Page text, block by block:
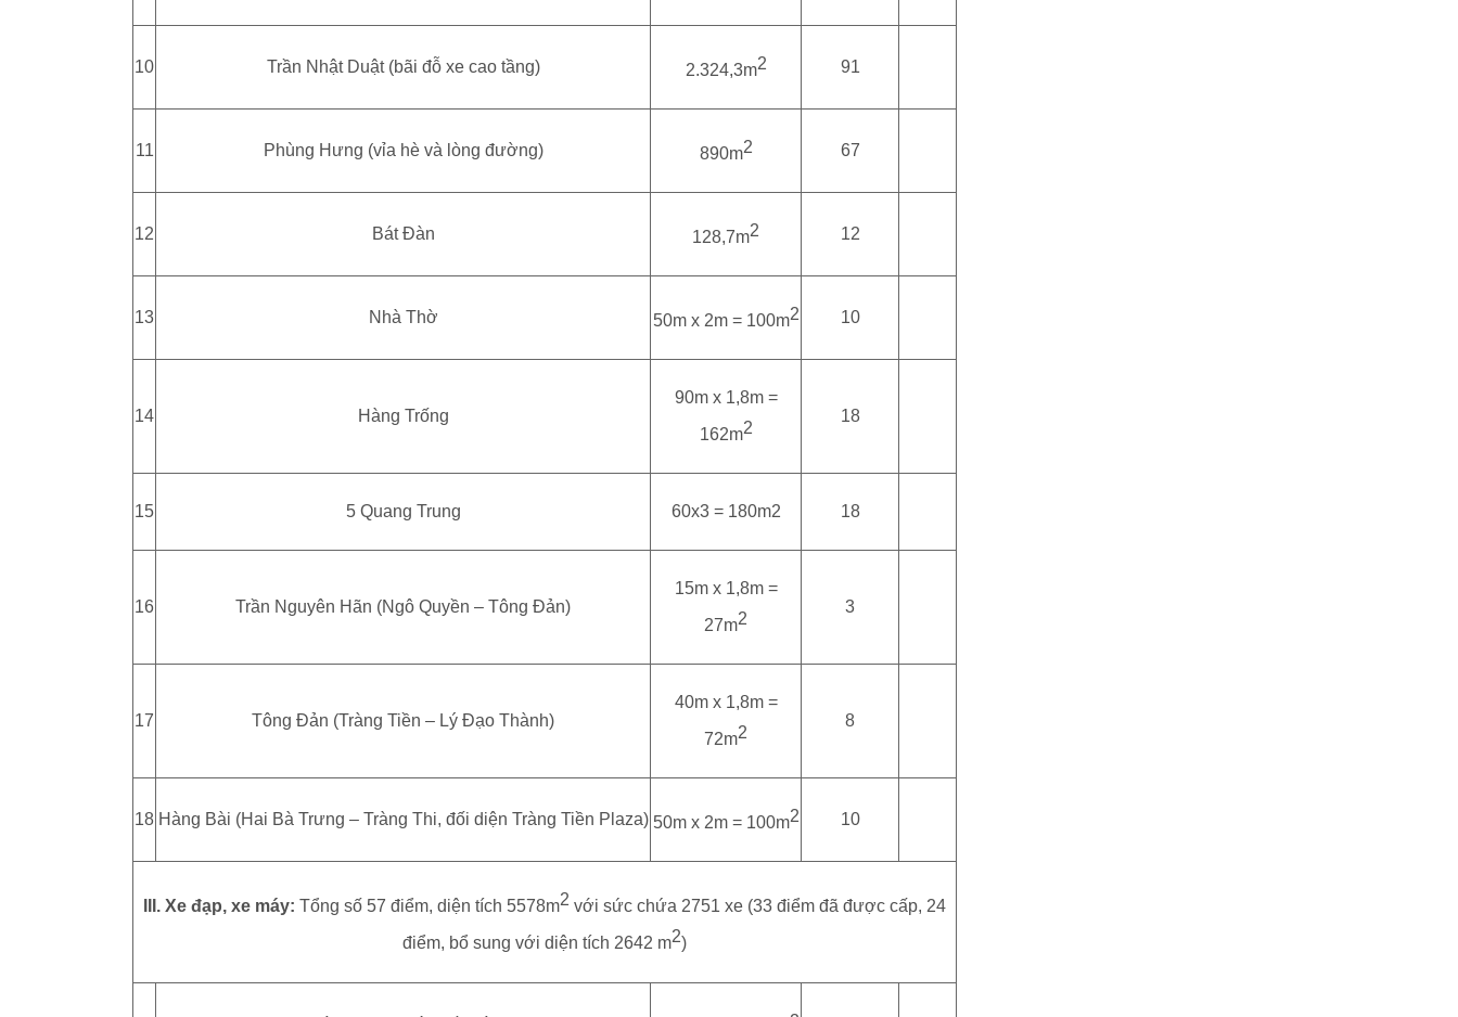
10 Trần Nhật Duật (bãi đỗ xe cao tầng) 2.324,3m2 91
11 Phùng Hưng (vỉa hè và lòng đường) 890m2 67
12 Bát Đàn 128,7m2 12
13 Nhà Thờ 50m x 2m = 100m2 10
14 Hàng Trống
90m x 1,8m =
162m2
18
15 5 Quang Trung 60x3 = 180m2 18
16 Trần Nguyên Hãn (Ngô Quyền – Tông Đản)
15m x 1,8m =
27m2
3
17 Tông Đản (Tràng Tiền – Lý Đạo Thành)
40m x 1,8m =
72m2
8
18 Hàng Bài (Hai Bà Trưng – Tràng Thi, đối diện Tràng Tiền Plaza) 50m x 2m = 100m­2 10
III. Xe đạp, xe máy: Tổng số 57 điểm, diện tích 5578m2 với sức chứa 2751 xe (33 điểm đã được cấp, 24
điểm, bổ sung với diện tích 2642 m2)